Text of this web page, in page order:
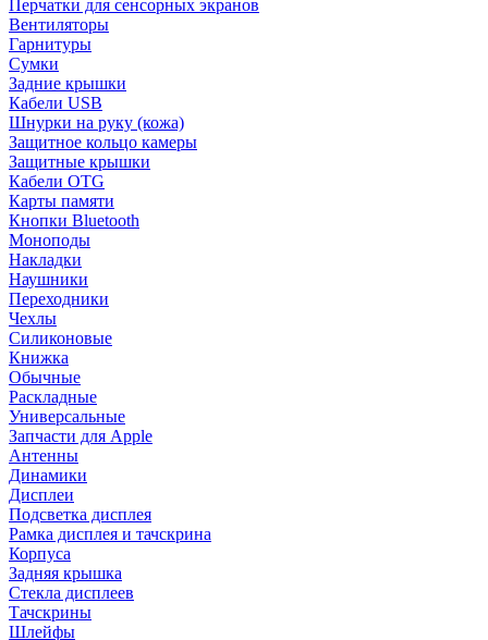
Перчатки для сенсорных экранов
Вентиляторы
Гарнитуры
Сумки
Задние крышки
Кабели USB
Шнурки на руку (кожа)
Защитное кольцо камеры
Защитные крышки
Кабели OTG
Карты памяти
Кнопки Bluetooth
Моноподы
Накладки
Наушники
Переходники
Чехлы
Силиконовые
Книжка
Обычные
Раскладные
Универсальные
Запчасти для Apple
Антенны
Динамики
Дисплеи
Подсветка дисплея
Рамка дисплея и тачскрина
Корпуса
Задняя крышка
Стекла дисплеев
Тачскрины
Шлейфы